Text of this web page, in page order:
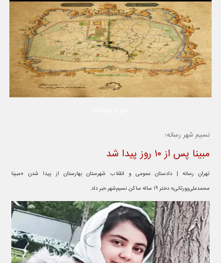
نسیم شهر رسانه؛
مبینا پس از ۱۰ روز پیدا شد
تهران رسانه | دادستان عمومی و انقلاب شهرستان بهارستان از پیدا شدن «مبینا
محمدعلی‌پورثانی» دختر ۱۹ ساله ساکن نسیم‌شهر خبر داد.